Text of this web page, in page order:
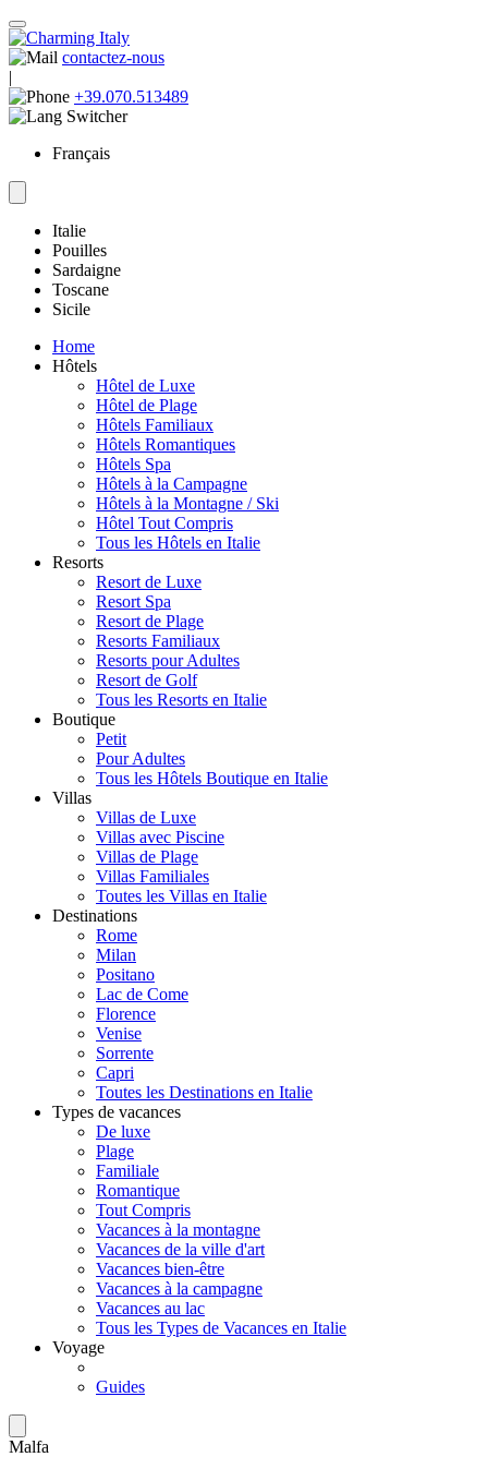
contactez-nous
|
+39.070.513489
Français
Italie
Pouilles
Sardaigne
Toscane
Sicile
Home
Hôtels
Hôtel de Luxe
Hôtel de Plage
Hôtels Familiaux
Hôtels Romantiques
Hôtels Spa
Hôtels à la Campagne
Hôtels à la Montagne / Ski
Hôtel Tout Compris
Tous les Hôtels en Italie
Resorts
Resort de Luxe
Resort Spa
Resort de Plage
Resorts Familiaux
Resorts pour Adultes
Resort de Golf
Tous les Resorts en Italie
Boutique
Petit
Pour Adultes
Tous les Hôtels Boutique en Italie
Villas
Villas de Luxe
Villas avec Piscine
Villas de Plage
Villas Familiales
Toutes les Villas en Italie
Destinations
Rome
Milan
Positano
Lac de Come
Florence
Venise
Sorrente
Capri
Toutes les Destinations en Italie
Types de vacances
De luxe
Plage
Familiale
Romantique
Tout Compris
Vacances à la montagne
Vacances de la ville d'art
Vacances bien-être
Vacances à la campagne
Vacances au lac
Tous les Types de Vacances en Italie
Voyage
Guides
Malfa